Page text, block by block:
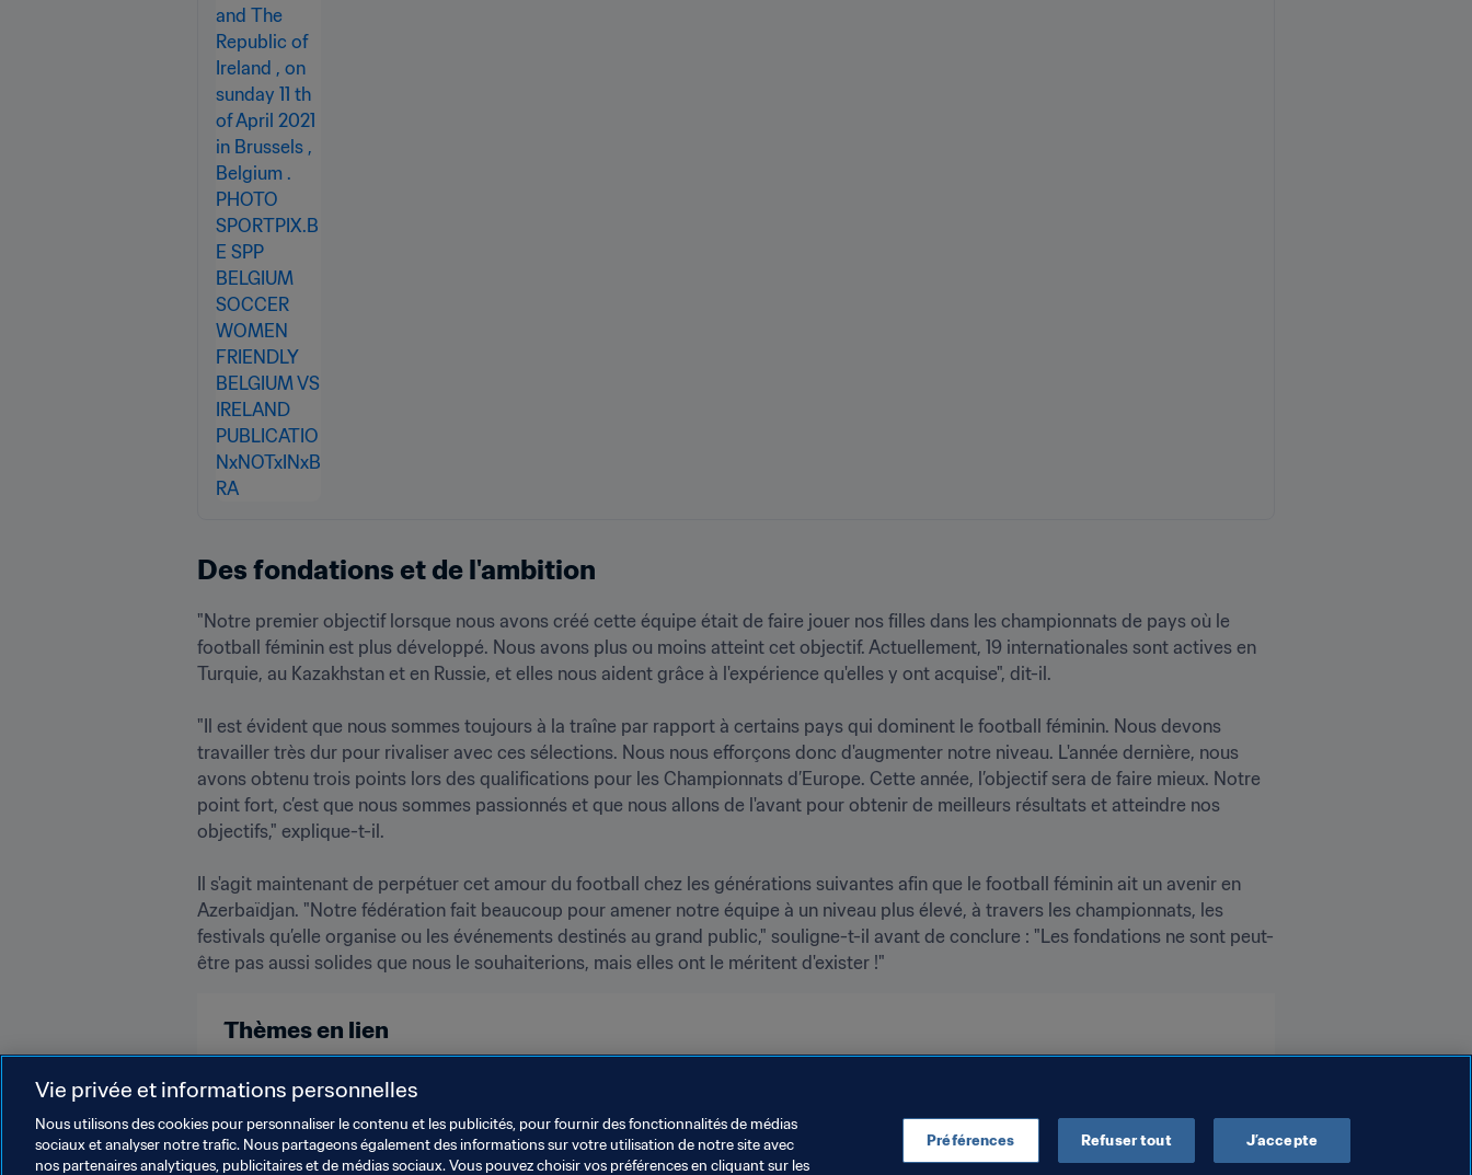
Des fondations et de l'ambition
"Notre premier objectif lorsque nous avons créé cette équipe était de faire jouer nos filles dans les championnats de pays où le
football féminin est plus développé. Nous avons plus ou moins atteint cet objectif. Actuellement, 19 internationales sont actives en
Turquie, au Kazakhstan et en Russie, et elles nous aident grâce à l'expérience qu'elles y ont acquise", dit-il.
"Il est évident que nous sommes toujours à la traîne par rapport à certains pays qui dominent le football féminin. Nous devons
travailler très dur pour rivaliser avec ces sélections. Nous nous efforçons donc d'augmenter notre niveau. L'année dernière, nous
avons obtenu trois points lors des qualifications pour les Championnats d’Europe. Cette année, l’objectif sera de faire mieux. Notre
point fort, c’est que nous sommes passionnés et que nous allons de l'avant pour obtenir de meilleurs résultats et atteindre nos
objectifs," explique-t-il.
Il s'agit maintenant de perpétuer cet amour du football chez les générations suivantes afin que le football féminin ait un avenir en
Azerbaïdjan. "Notre fédération fait beaucoup pour amener notre équipe à un niveau plus élevé, à travers les championnats, les
festivals qu’elle organise ou les événements destinés au grand public," souligne-t-il avant de conclure : "Les fondations ne sont peut-
être pas aussi solides que nous le souhaiterions, mais elles ont le méritent d'exister !"
Thèmes en lien
Coupe du Monde Féminine de la FIFA 2023
Vie privée et informations personnelles
Nous utilisons des cookies pour personnaliser le contenu et les publicités, pour fournir des fonctionnalités de médias
sociaux et analyser notre trafic. Nous partageons également des informations sur votre utilisation de notre site avec
nos partenaires analytiques, publicitaires et de médias sociaux. Vous pouvez choisir vos préférences en cliquant sur les
Préférences Refuser tout J’accepte